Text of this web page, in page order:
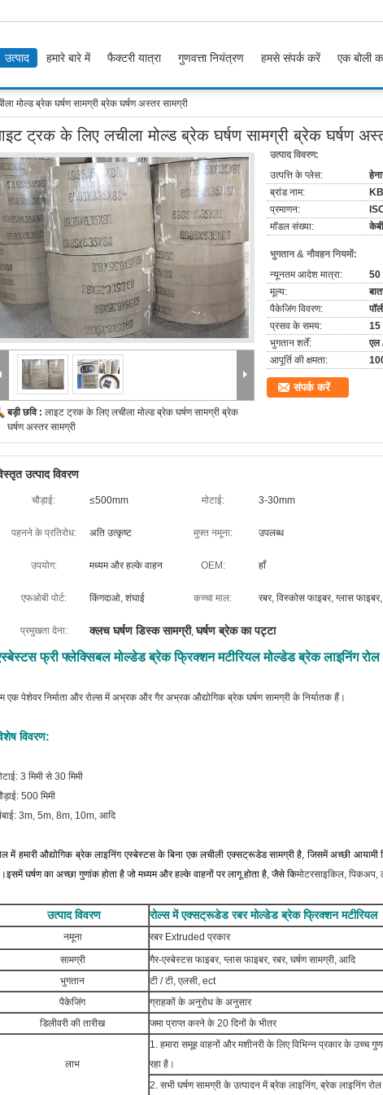
उत्पाद हमारे बारे में फैक्टरी यात्रा गुणवत्ता नियंत्रण हमसे संपर्क करें एक बोली
मोल्ड ब्रेक घर्षण सामग्री ब्रेक घर्षण अस्तर सामग्री
ट्रक के लिए लचीला मोल्ड ब्रेक घर्षण सामग्री ब्रेक घर्षण
बड़ी छवि : लाइट ट्रक के लिए लचीला मोल्ड ब्रेक घर्षण सामग्री ब्रेक
घर्षण अस्तर सामग्री
उत्पाद विवरण:
उत्पत्ति के प्लेस:
ब्रांड नाम:
प्रमाणन:
मॉडल संख्या:
भुगतान & नौवहन नियमों:
न्यूनतम आदेश मात्रा:
50
मूल्य:
पैकेजिंग विवरण:
प्रसव के समय:
15
भुगतान शर्तें:
एल
आपूर्ति की क्षमता:
संपर्क करें
उत्पाद विवरण
चौड़ाई: ≤500mm मोटाई: 3-30mm
पहनने के प्रतिरोध: अति उत्कृष्ट मुफ्त नमूना: उपलब्ध
उपयोग: मध्यम और हल्के वाहन OEM: हाँ
एफओबी पोर्ट: किंगदाओ, शंघाई कच्चा माल: रबर, विस्कोस फाइबर, ग्लास
प्रमुखता देना: क्लच घर्षण डिस्क सामग्री,घर्षण ब्रेक का पट्टा
फ्री फ्लेक्सिबल मोल्डेड ब्रेक फ्रिक्शन मटीरियल मोल्डेड ब्रेक लाइनिंग रोल
एक पेशेवर निर्माता और रोल्स में अभ्रक और गैर अभ्रक औद्योगिक ब्रेक घर्षण सामग्री के निर्यातक हैं।
विवरण:
3 मिमी से 30 मिमी
500 मिमी
3m, 5m, 8m, 10m, आदि
में हमारी औद्योगिक ब्रेक लाइनिंग एस्बेस्टस के बिना एक लचीली एक्सट्रूडेड सामग्री है, जिसमें अच्छी
घर्षण का अच्छा गुणांक होता है जो मध्यम और हल्के वाहनों पर लागू होता है, जैसे किमोटरसाइकिल, पिकअप,
उत्पाद विवरण रोल्स में एक्सट्रूडेड रबर मोल्डेड ब्रेक फ्रिक्शन मटीरियल
नमूना
रबर Extruded प्रकार
सामग्री
गैर-एस्बेस्टस फाइबर, ग्लास फाइबर, रबर, घर्षण सामग्री, आदि
भुगतान
टी / टी, एलसी, ect
पैकेजिंग
ग्राहकों के अनुरोध के अनुसार
डिलीवरी की तारीख
जमा प्राप्त करने के 20 दिनों के भीतर
लाभ
1. हमारा समूह वाहनों और मशीनरी के लिए विभिन्न प्रकार के उच्च
रहा है।
2. सभी घर्षण सामग्री के उत्पादन में ब्रेक लाइनिंग, ब्रेक लाइनिंग